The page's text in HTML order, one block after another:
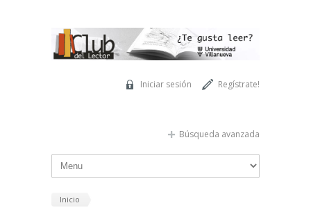
Regístrate!
Iniciar sesión
Búsqueda avanzada
Inicio